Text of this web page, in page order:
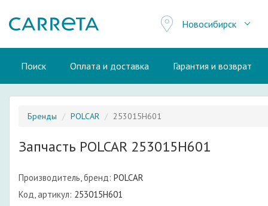
Новосибирск
Поиск Оплата и доставка Гарантия и возврат
Бренды POLCAR 253015H601
Запчасть POLCAR 253015H601
Производитель, бренд: POLCAR
Код, артикул: 253015H601